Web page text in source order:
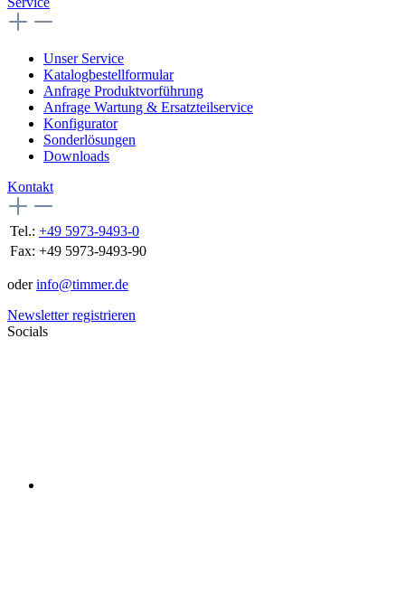
Unser Service
Katalogbestellformular
Anfrage Produktvorführung
Anfrage Wartung & Ersatzteilservice
Konfigurator
Sonderlösungen
Downloads
Kontakt
Tel.: +49 5973-9493-0
Fax: +49 5973-9493-90
oderinfo@timmer.de
Newsletter registrieren
Socials